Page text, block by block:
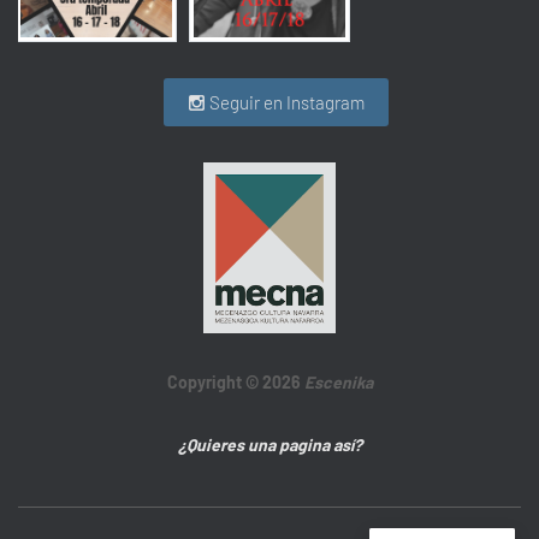
Seguir en Instagram
Copyright © 2026 Escenika
¿Quieres una pagina así?